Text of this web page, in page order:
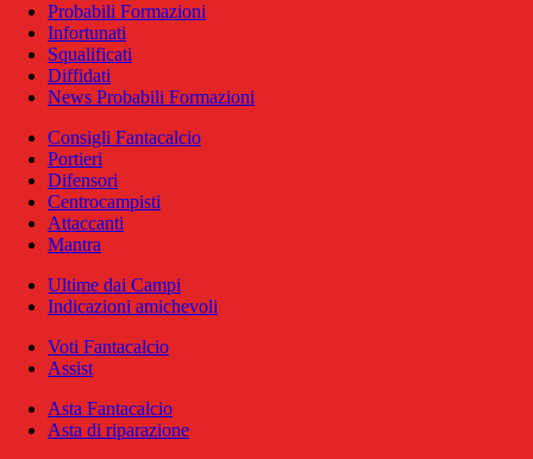
Probabili Formazioni
Infortunati
Squalificati
Diffidati
News Probabili Formazioni
Consigli Fantacalcio
Portieri
Difensori
Centrocampisti
Attaccanti
Mantra
Ultime dai Campi
Indicazioni amichevoli
Voti Fantacalcio
Assist
Asta Fantacalcio
Asta di riparazione